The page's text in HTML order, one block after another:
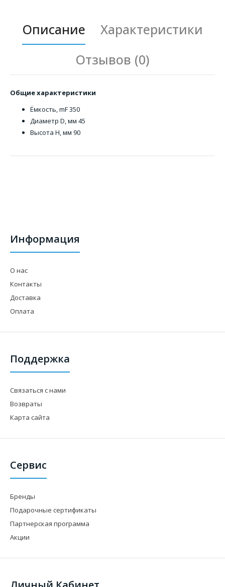
Описание
Характеристики
Отзывов (0)
Общие характеристики
Ёмкость, mF 350
Диаметр D, мм 45
Высота Н, мм 90
Информация
О нас
Контакты
Доставка
Оплата
Поддержка
Связаться с нами
Возвраты
Карта сайта
Сервис
Бренды
Подарочные сертификаты
Партнерская программа
Акции